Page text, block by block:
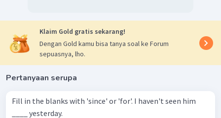
Klaim Gold gratis sekarang!
Dengan Gold kamu bisa tanya soal ke Forum
sepuasnya, lho.
Pertanyaan serupa
Fill in the blanks with 'since' or 'for'. I haven't seen him
____ yesterday.